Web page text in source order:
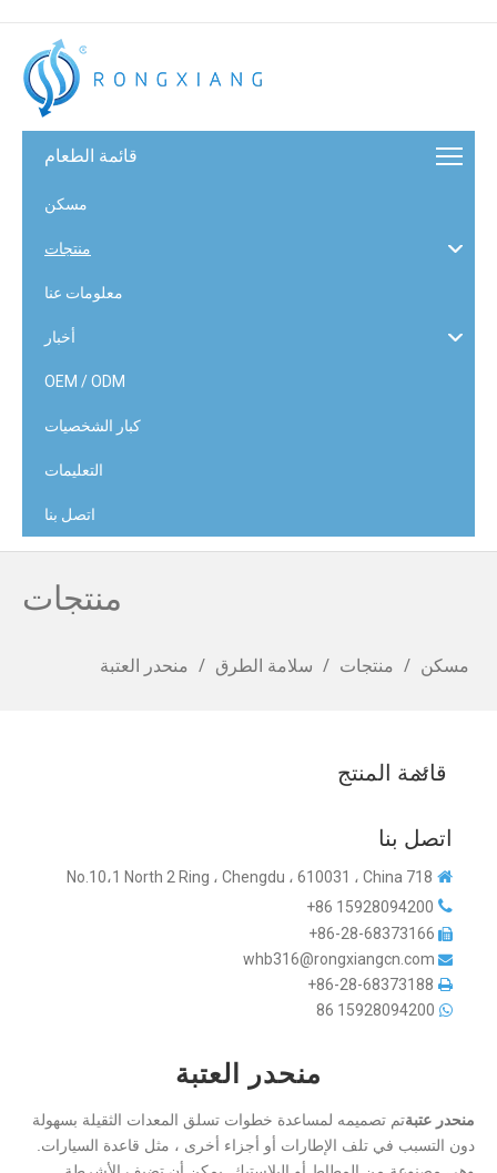
قائمة الطعام
مسكن
منتجات
معلومات عنا
أخبار
OEM / ODM
كبار الشخصيات
التعليمات
اتصل بنا
منتجات
مسكن / منتجات / سلامة الطرق / منحدر العتبة
قائمة المنتج
اتصل بنا
 718 No.10،1 North 2 Ring ، Chengdu ، 610031 ، China

15928094200 86+

86-28-68373166+

whb316@rongxiangcn.com

86-28-68373188+

15928094200
منحدر العتبة
منحدر عتبةتم تصميمه لمساعدة خطوات تسلق المعدات الثقيلة بسهولة
دون التسبب في تلف الإطارات أو أجزاء أخرى ، مثل قاعدة السيارات.